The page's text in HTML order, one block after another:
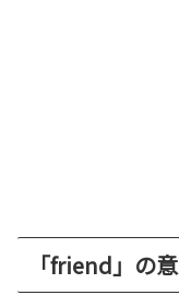
「friend」の